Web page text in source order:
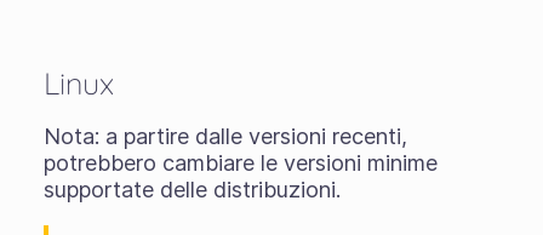
Linux
Nota: a partire dalle versioni recenti,
potrebbero cambiare le versioni minime
supportate delle distribuzioni.